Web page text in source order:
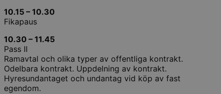
10.15 – 10.30
Fikapaus
10.30 – 11.45
Pass II
Ramavtal och olika typer av offentliga kontrakt.
Odelbara kontrakt. Uppdelning av kontrakt.
Hyresundantaget och undantag vid köp av fast
egendom.